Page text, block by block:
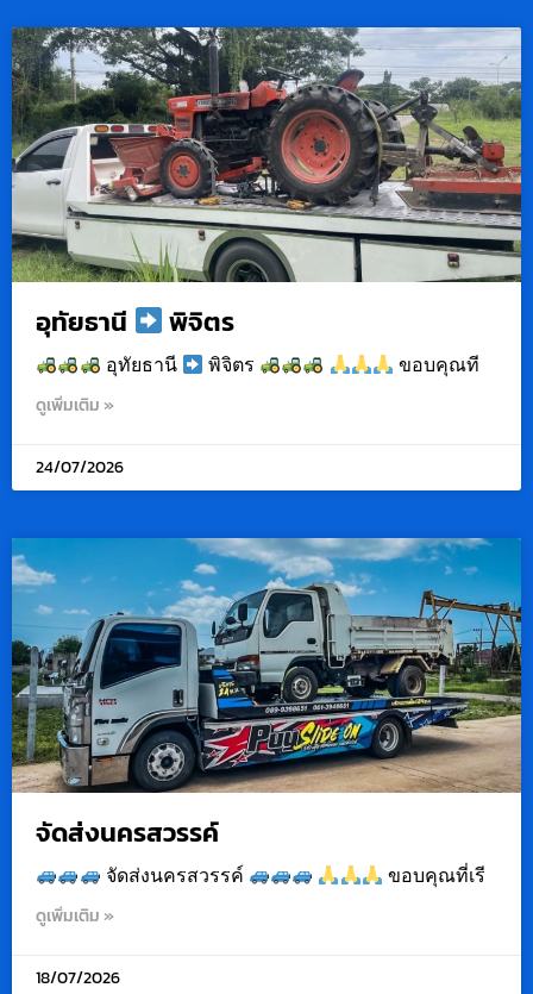
อุทัยธานี พิจิตร
อุทัยธานี พิจิตร ขอบคุณที
ดูเพิ่มเติม »
24/07/2026
จัดส่งนครสวรรค์
จัดส่งนครสวรรค์ ขอบคุณที่เรี
ดูเพิ่มเติม »
18/07/2026